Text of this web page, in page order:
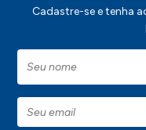
Cadastre-se e tenha